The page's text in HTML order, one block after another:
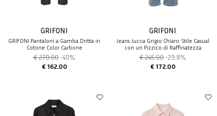
GRIFONI
GRIFONI Pantaloni a Gamba Dritta in
Cotone Color Carbone
€ 270.00 -40%
€ 162.00
GRIFONI
Jeans Jucca Grigio Chiaro: Stile Casual
con un Pizzico di Raffinatezza
€ 245.00 -29.8%
€ 172.00